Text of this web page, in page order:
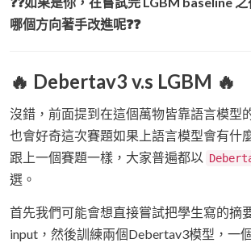
哪個方向著手改進呢❓❓
🔥 Debertav3 v.s LGBM 🔥
沒錯，前面提到在這個萬物皆靠語言模型
也會好奇這次賽題如果上語言模型會有什
跟上一個賽題一樣，大家普遍都以
選。
首先我們可能會想直接嘗試把學生寫的摘
input，然後訓練兩個Debertav3模型，一